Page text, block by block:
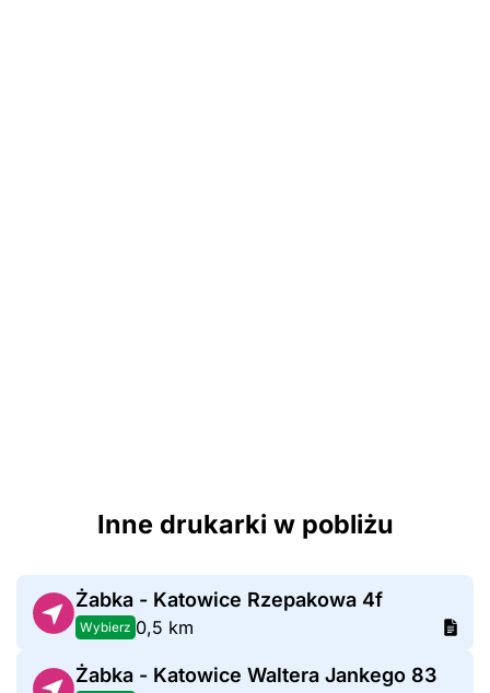
Inne drukarki w pobliżu
Żabka - Katowice Rzepakowa 4f
Wybierz 0,5 km
Żabka - Katowice Waltera Jankego 83